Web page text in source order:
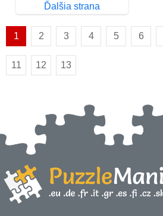
Ďalšia strana
1 2 3 4 5 6
11 12 13